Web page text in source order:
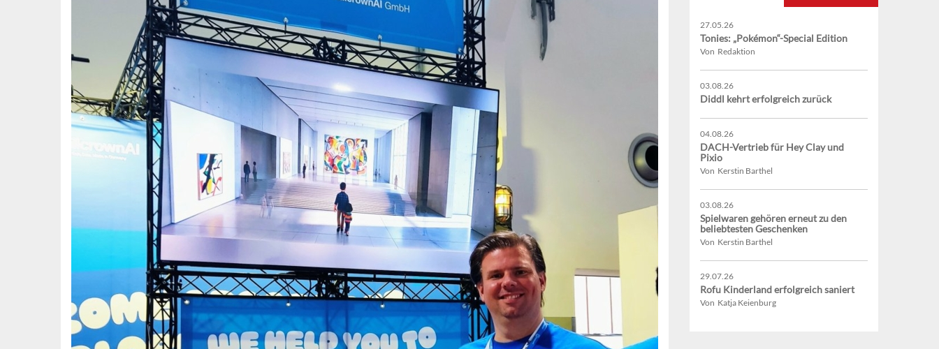
27.05.26
Tonies: „Pokémon“-Special Edition
Von Redaktion
03.08.26
Diddl kehrt erfolgreich zurück
04.08.26
DACH-Vertrieb für Hey Clay und
Pixio
Von Kerstin Barthel
03.08.26
Spielwaren gehören erneut zu den
beliebtesten Geschenken
Von Kerstin Barthel
29.07.26
Rofu Kinderland erfolgreich saniert
Von Katja Keienburg